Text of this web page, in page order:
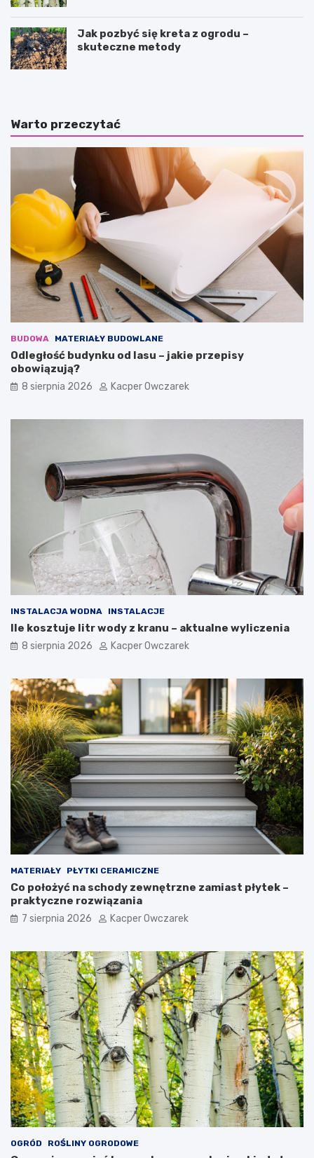
Jak pozbyć się kreta z ogrodu –
skuteczne metody
Warto przeczytać
BUDOWA MATERIAŁY BUDOWLANE
Odległość budynku od lasu – jakie przepisy
obowiązują?
8 sierpnia 2026 Kacper Owczarek
INSTALACJA WODNA INSTALACJE
Ile kosztuje litr wody z kranu – aktualne wyliczenia
8 sierpnia 2026 Kacper Owczarek
MATERIAŁY PŁYTKI CERAMICZNE
Co położyć na schody zewnętrzne zamiast płytek –
praktyczne rozwiązania
7 sierpnia 2026 Kacper Owczarek
OGRÓD ROŚLINY OGRODOWE